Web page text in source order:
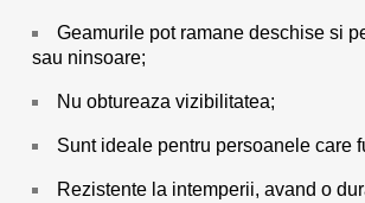
Geamurile pot ramane deschise si
sau ninsoare;
Nu obtureaza vizibilitatea;
Sunt ideale pentru persoanele care
Rezistente la intemperii, avand o